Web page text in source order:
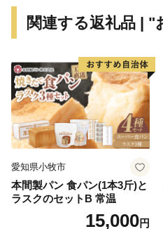
関連する返礼品 | "
愛知県小牧市
本間製パン 食パン(1本3斤)と
ラスクのセットB 常温
15,000円